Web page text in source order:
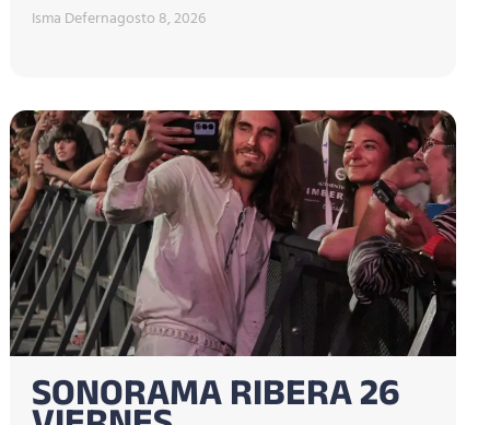
Isma Defernagosto 8, 2026
SONORAMA RIBERA 26